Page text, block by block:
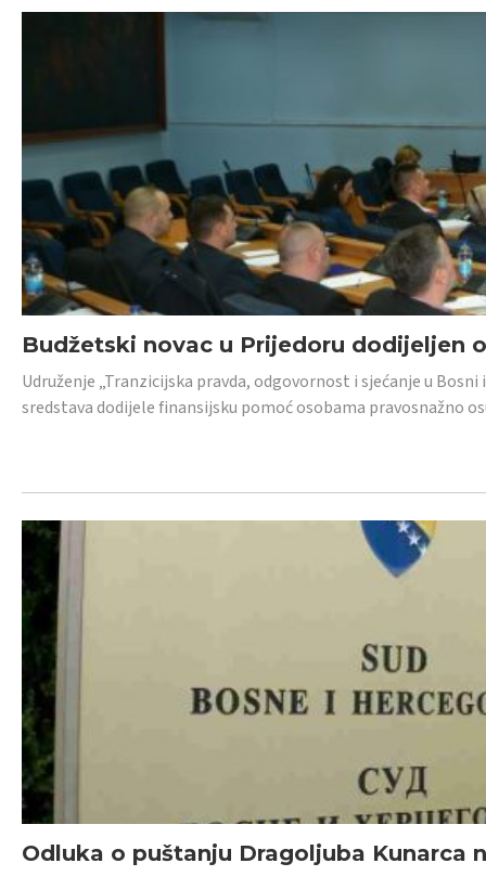
Budžetski novac u Prijedoru dodijeljen
Udruženje „Tranzicijska pravda, odgovornost i sjećanje u
sredstava dodijele finansijsku pomoć osobama pravosnažno
Odluka o puštanju Dragoljuba Kunarca